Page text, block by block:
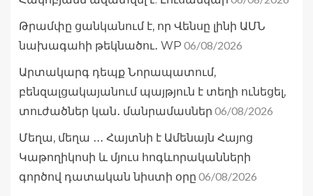
Թրամփը ցանկանում է, որ Վենսը լինի ԱՄՆ
նախագահի թեկնածու․ WP 06/08/2026
Արտակարգ դեպք Նորապատում,
բենզալցակայանում պայթյուն է տեղի ունեցել,
տուժածներ կան․ մանրամասներ 06/08/2026
Մեղա, մեղա ․․․ Հայտնի է Ամենայն Հայոց
Կաթողիկոսի և մյուս հոգևորականների
գործով դատական նիստի օրը 06/08/2026